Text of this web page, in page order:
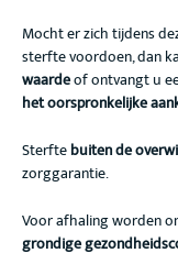
Mocht er zich tijdens
sterfte voordoen, dan
waardeof ontvangt u
het oorspronkelijke
Sterftebuiten de
zorggarantie.
Voor afhaling worden
grondige